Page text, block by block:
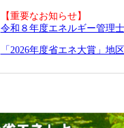
【重要なお知らせ】
令和８年度エネルギー管理
「2026年度省エネ大賞」